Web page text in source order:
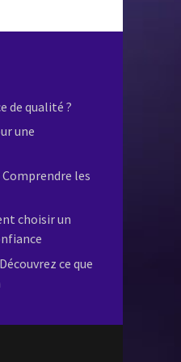
de qualité ?
une
les
choisir un
ce que